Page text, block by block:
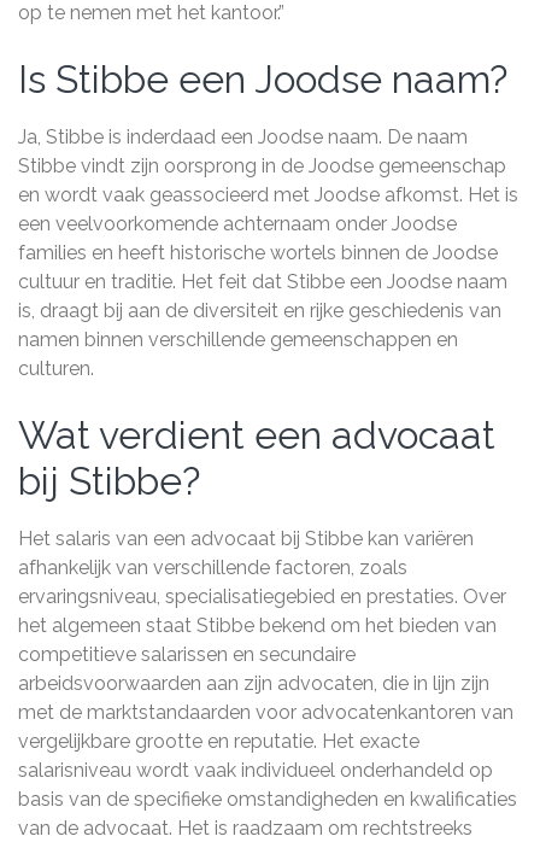
op te nemen met het kantoor.”
Is Stibbe een Joodse naam?
Ja, Stibbe is inderdaad een Joodse naam. De naam
Stibbe vindt zijn oorsprong in de Joodse gemeenschap
en wordt vaak geassocieerd met Joodse afkomst. Het is
een veelvoorkomende achternaam onder Joodse
families en heeft historische wortels binnen de Joodse
cultuur en traditie. Het feit dat Stibbe een Joodse naam
is, draagt bij aan de diversiteit en rijke geschiedenis van
namen binnen verschillende gemeenschappen en
culturen.
Wat verdient een advocaat
bij Stibbe?
Het salaris van een advocaat bij Stibbe kan variëren
afhankelijk van verschillende factoren, zoals
ervaringsniveau, specialisatiegebied en prestaties. Over
het algemeen staat Stibbe bekend om het bieden van
competitieve salarissen en secundaire
arbeidsvoorwaarden aan zijn advocaten, die in lijn zijn
met de marktstandaarden voor advocatenkantoren van
vergelijkbare grootte en reputatie. Het exacte
salarisniveau wordt vaak individueel onderhandeld op
basis van de specifieke omstandigheden en kwalificaties
van de advocaat. Het is raadzaam om rechtstreeks